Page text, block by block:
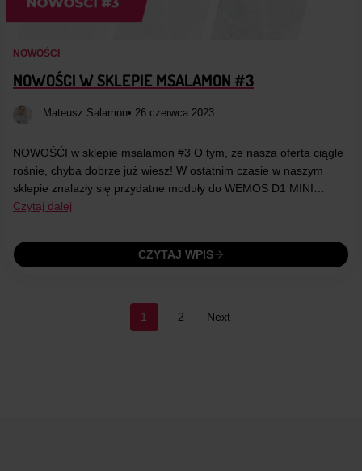
NOWOŚCI
NOWOŚCI W SKLEPIE MSALAMON #3
Mateusz Salamon• 26 czerwca 2023
NOWOŚĆI w sklepie msalamon #3 O tym, że nasza oferta ciągle
rośnie, chyba dobrze już wiesz! W ostatnim czasie w naszym
sklepie znalazły się przydatne moduły do WEMOS D1 MINI…
Czytaj dalej
CZYTAJ WPIS
POSTS
1 2 Next